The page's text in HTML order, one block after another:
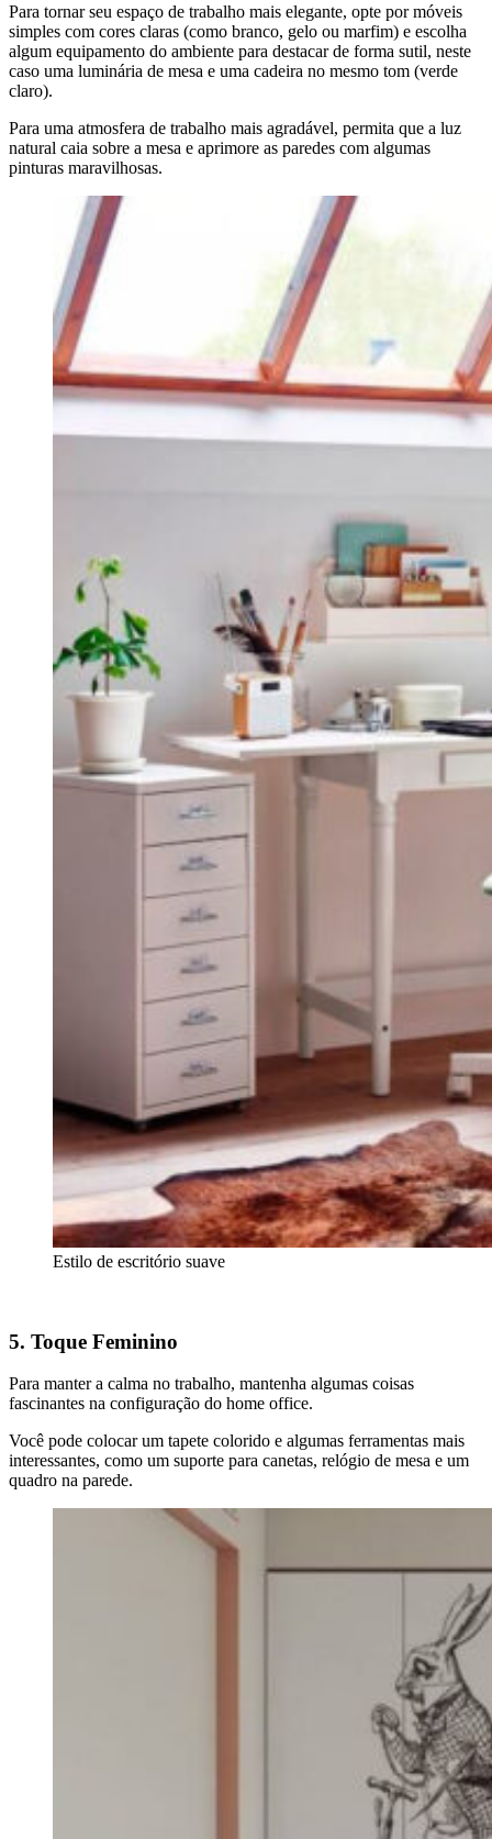
Para tornar seu espaço de trabalho mais elegante, opte por móveis
simples com cores claras (como branco, gelo ou marfim) e escolha
algum equipamento do ambiente para destacar de forma sutil, neste
caso uma luminária de mesa e uma cadeira no mesmo tom (verde
claro).
Para uma atmosfera de trabalho mais agradável, permita que a luz
natural caia sobre a mesa e aprimore as paredes com algumas
pinturas maravilhosas.
Estilo de escritório suave
5. Toque Feminino
Para manter a calma no trabalho, mantenha algumas coisas
fascinantes na configuração do home office.
Você pode colocar um tapete colorido e algumas ferramentas mais
interessantes, como um suporte para canetas, relógio de mesa e um
quadro na parede.